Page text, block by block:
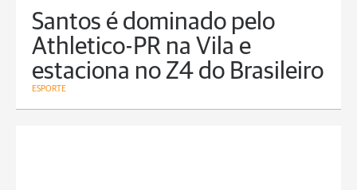
Santos é dominado pelo
Athletico-PR na Vila e
estaciona no Z4 do Brasileiro
ESPORTE